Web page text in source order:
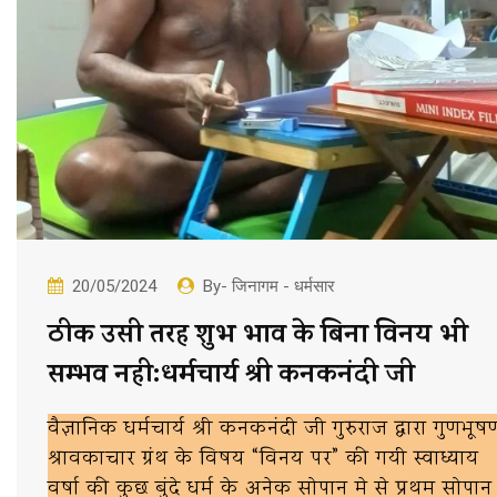
20/05/2024 By- जिनागम - धर्मसार
ठीक उसी तरह शुभ भाव के बिना विनय भी
सम्भव नही:धर्मचार्य श्री कनकनंदी जी
वैज्ञानिक धर्मचार्य श्री कनकनंदी जी गुरुराज द्वारा
श्रावकाचार ग्रंथ के विषय “विनय पर” की गयी स्वाध्याय
वर्षा की कुछ बुंदे धर्म के अनेक सोपान मे से प्रथम सोपान